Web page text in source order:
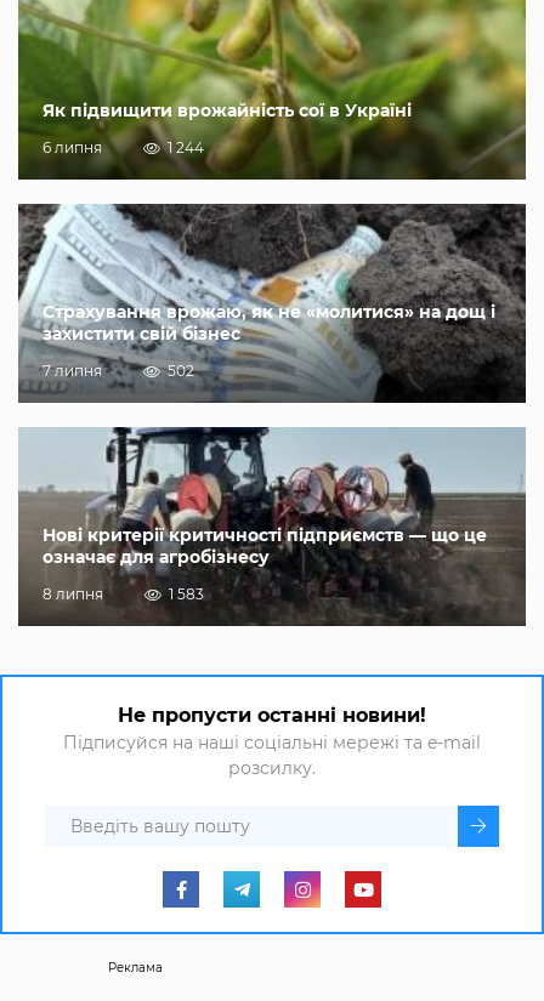
Як підвищити врожайність сої в Україні
6 липня 1 244
Страхування врожаю, як не «молитися» на дощ і
захистити свій бізнес
7 липня 502
Нові критерії критичності підприємств — що це
означає для агробізнесу
8 липня 1 583
Не пропусти останні новини!
Підписуйся на наші соціальні мережі та e-mail
розсилку.
Реклама